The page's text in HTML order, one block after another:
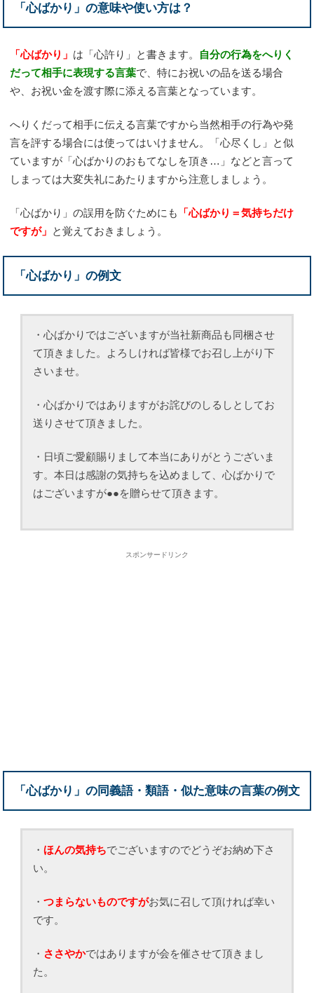
「心ばかり」の意味や使い方は？
「心ばかり」 は「心許り」と書きます。 自分の行為をへりく
だって相手に表現する言葉で、特にお祝いの品を送る場合
や、お祝い金を渡す際に添える言葉となっています。
へりくだって相手に伝える言葉ですから当然相手の行為や発
言を評する場合には使ってはいけません。「心尽くし」と似
ていますが「心ばかりのおもてなしを頂き…」などと言って
しまっては大変失礼にあたりますから注意しましょう。
「心ばかり」の誤用を防ぐためにも
「心ばかり＝気持ちだけ
ですが」 と覚えておきましょう。
「心ばかり」の例文
・心ばかりではございますが当社新商品も同梱させ
て頂きました。よろしければ皆様でお召し上がり下
さいませ。
・心ばかりではありますがお詫びのしるしとしてお
送りさせて頂きました。
・日頃ご愛顧賜りまして本当にありがとうございま
す。本日は感謝の気持ちを込めまして、心ばかりで
はございますが●●を贈らせて頂きます。
スポンサードリンク
「心ばかり」の同義語・類語・似た意味の言葉の例文
・ ほんの気持ちでございますのでどうぞお納め下さ
い。
・ つまらないものですがお気に召して頂ければ幸い
です。
・ ささやかではありますが会を催させて頂きまし
た。